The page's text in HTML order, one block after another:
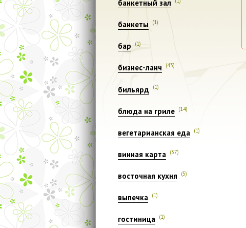
банкетный зал
банкеты (1)
бар (1)
бизнес-ланч (43)
бильярд (1)
блюда на гриле (14)
вегетарианская еда (1)
винная карта (37)
восточная кухня (5)
выпечка (1)
гостиница (1)